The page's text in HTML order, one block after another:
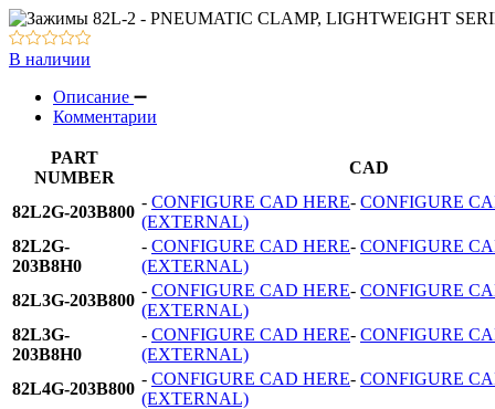
Оборудование для смазки и обдува
В наличии
Описание
Комментарии
PART
NUMBER
CAD
82L2G-203B800
- CONFIGURE CAD HERE- CONFIGURE
(EXTERNAL)
82L2G-
203B8H0
- CONFIGURE CAD HERE- CONFIGURE
(EXTERNAL)
82L3G-203B800
- CONFIGURE CAD HERE- CONFIGURE
(EXTERNAL)
82L3G-
203B8H0
- CONFIGURE CAD HERE- CONFIGURE
(EXTERNAL)
82L4G-203B800
- CONFIGURE CAD HERE- CONFIGURE
(EXTERNAL)